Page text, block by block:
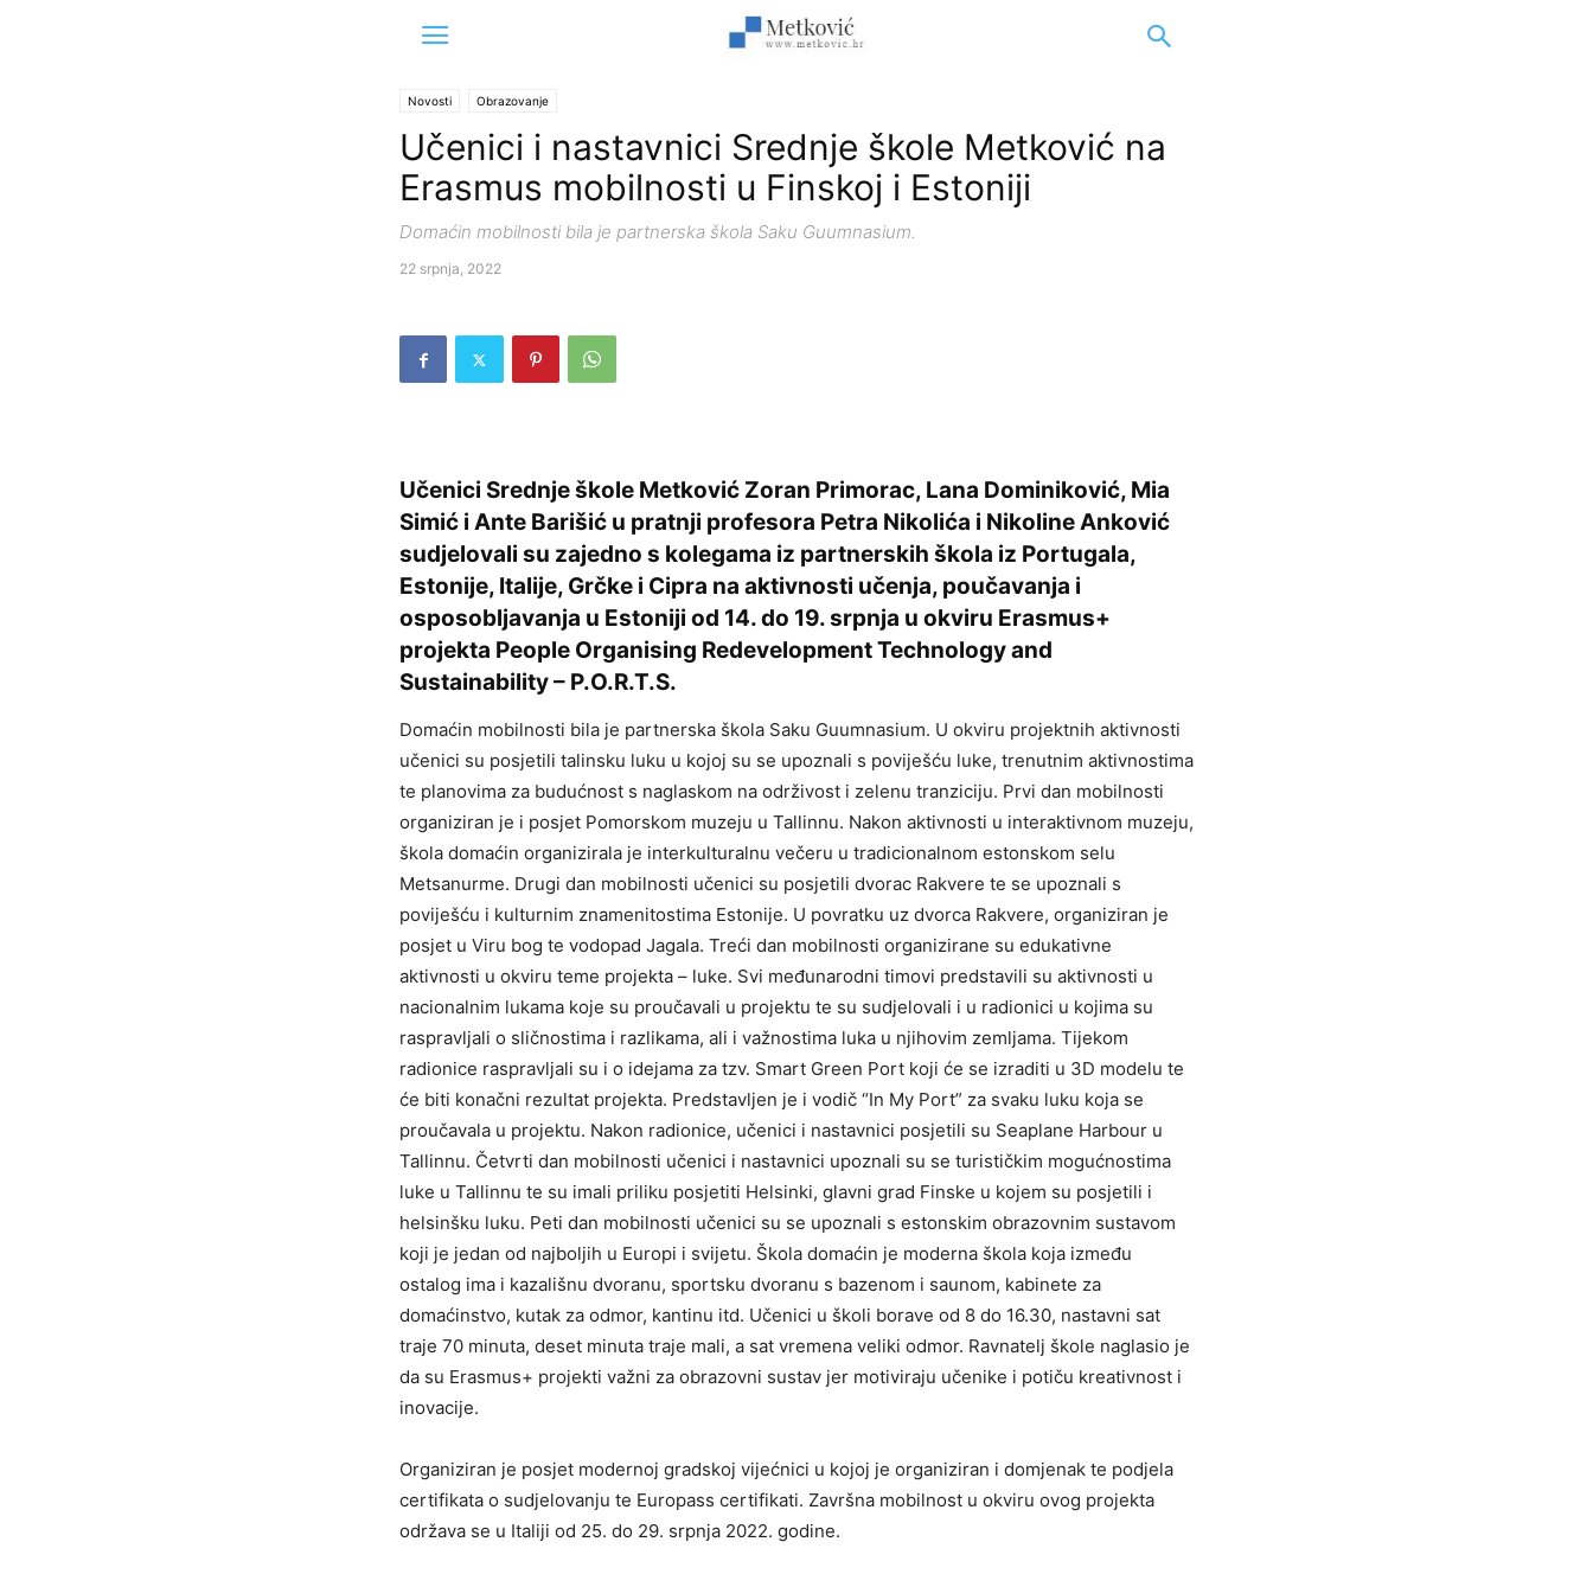
Novosti Obrazovanje
Učenici i nastavnici Srednje škole Metković na
Erasmus mobilnosti u Finskoj i Estoniji
Domaćin mobilnosti bila je partnerska škola Saku Guumnasium.
22 srpnja, 2022
Učenici Srednje škole Metković Zoran Primorac, Lana Dominiković, Mia
Simić i Ante Barišić u pratnji profesora Petra Nikolića i Nikoline Anković
sudjelovali su zajedno s kolegama iz partnerskih škola iz Portugala,
Estonije, Italije, Grčke i Cipra na aktivnosti učenja, poučavanja i
osposobljavanja u Estoniji od 14. do 19. srpnja u okviru Erasmus+
projekta People Organising Redevelopment Technology and
Sustainability – P.O.R.T.S.
Domaćin mobilnosti bila je partnerska škola Saku Guumnasium. U okviru projektnih aktivnosti
učenici su posjetili talinsku luku u kojoj su se upoznali s poviješću luke, trenutnim aktivnostima
te planovima za budućnost s naglaskom na održivost i zelenu tranziciju. Prvi dan mobilnosti
organiziran je i posjet Pomorskom muzeju u Tallinnu. Nakon aktivnosti u interaktivnom muzeju,
škola domaćin organizirala je interkulturalnu večeru u tradicionalnom estonskom selu
Metsanurme. Drugi dan mobilnosti učenici su posjetili dvorac Rakvere te se upoznali s
poviješću i kulturnim znamenitostima Estonije. U povratku uz dvorca Rakvere, organiziran je
posjet u Viru bog te vodopad Jagala. Treći dan mobilnosti organizirane su edukativne
aktivnosti u okviru teme projekta – luke. Svi međunarodni timovi predstavili su aktivnosti u
nacionalnim lukama koje su proučavali u projektu te su sudjelovali i u radionici u kojima su
raspravljali o sličnostima i razlikama, ali i važnostima luka u njihovim zemljama. Tijekom
radionice raspravljali su i o idejama za tzv. Smart Green Port koji će se izraditi u 3D modelu te
će biti konačni rezultat projekta. Predstavljen je i vodič “In My Port” za svaku luku koja se
proučavala u projektu. Nakon radionice, učenici i nastavnici posjetili su Seaplane Harbour u
Tallinnu. Četvrti dan mobilnosti učenici i nastavnici upoznali su se turističkim mogućnostima
luke u Tallinnu te su imali priliku posjetiti Helsinki, glavni grad Finske u kojem su posjetili i
helsinšku luku. Peti dan mobilnosti učenici su se upoznali s estonskim obrazovnim sustavom
koji je jedan od najboljih u Europi i svijetu. Škola domaćin je moderna škola koja između
ostalog ima i kazališnu dvoranu, sportsku dvoranu s bazenom i saunom, kabinete za
domaćinstvo, kutak za odmor, kantinu itd. Učenici u školi borave od 8 do 16.30, nastavni sat
traje 70 minuta, deset minuta traje mali, a sat vremena veliki odmor. Ravnatelj škole naglasio je
da su Erasmus+ projekti važni za obrazovni sustav jer motiviraju učenike i potiču kreativnost i
inovacije.
Organiziran je posjet modernoj gradskoj vijećnici u kojoj je organiziran i domjenak te podjela
certifikata o sudjelovanju te Europass certifikati. Završna mobilnost u okviru ovog projekta
održava se u Italiji od 25. do 29. srpnja 2022. godine.